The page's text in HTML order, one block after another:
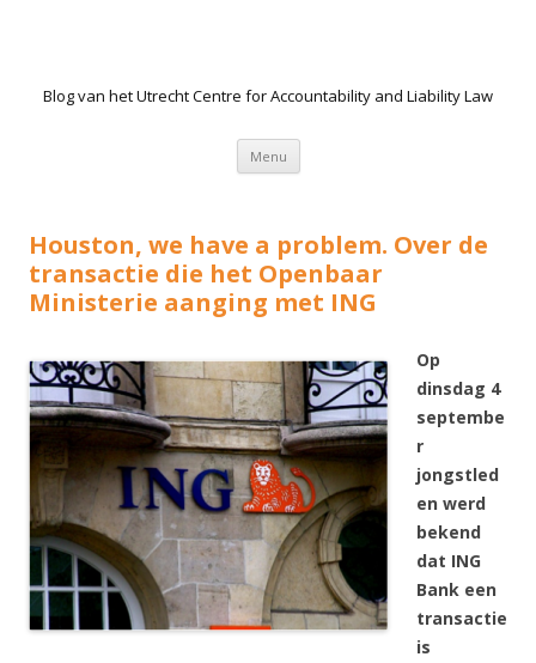
Blog van het Utrecht Centre for Accountability and Liability Law
Menu Spring naar de inhoud
Houston, we have a problem. Over de
transactie die het Openbaar
Ministerie aanging met ING
Op
dinsdag 4
septembe
r
jongstled
en werd
bekend
dat ING
Bank een
transactie
is